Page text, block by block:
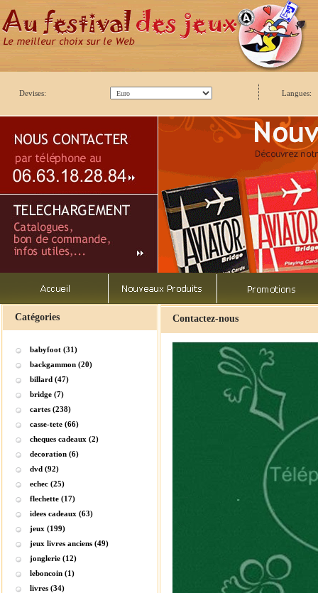
Devises: Langues:
Catégories
babyfoot (31)
backgammon (20)
billard (47)
bridge (7)
cartes (238)
casse-tete (66)
cheques cadeaux (2)
decoration (6)
dvd (92)
echec (25)
flechette (17)
idees cadeaux (63)
jeux (199)
jeux livres anciens (49)
jonglerie (12)
leboncoin (1)
livres (34)
Contactez-nous